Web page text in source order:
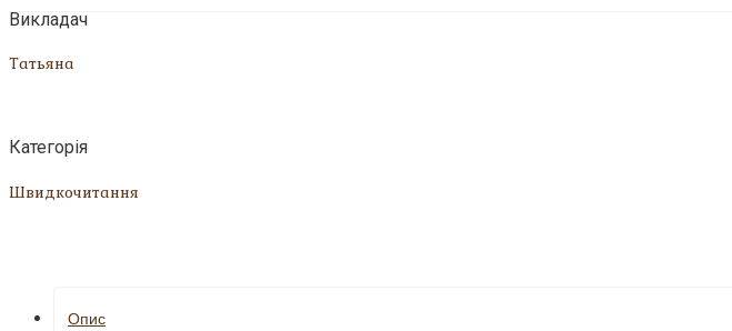
Викладач
Татьяна
Категорія
Швидкочитання
Опис